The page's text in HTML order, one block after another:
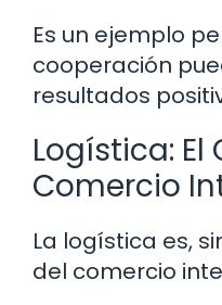
Es un ejemplo
cooperación
resultados
Logística: El
Comercio
La logística es,
del comercio